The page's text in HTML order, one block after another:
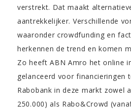
verstrekt. Dat maakt
aantrekkelijker. Verschillende
waaronder crowdfunding en
herkennen de trend en komen
Zo heeft ABN Amro het online
gelanceerd voor financieringen
Rabobank in deze markt zowel
250.000) als Rabo&Crowd